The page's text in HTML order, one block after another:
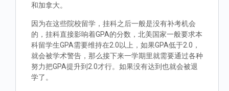
和加拿大。
因为在这些院校留学，挂科之后一般是没有补考机会
的，挂科直接影响着GPA的分数，北美国家一般要求本
科留学生GPA需要维持在2.0以上，如果GPA低于2.0，
就会被学术警告，那么接下来一学期里就需要通过各种
努力把GPA提升到2.0才行。如果没有达到也就会被退
学了。